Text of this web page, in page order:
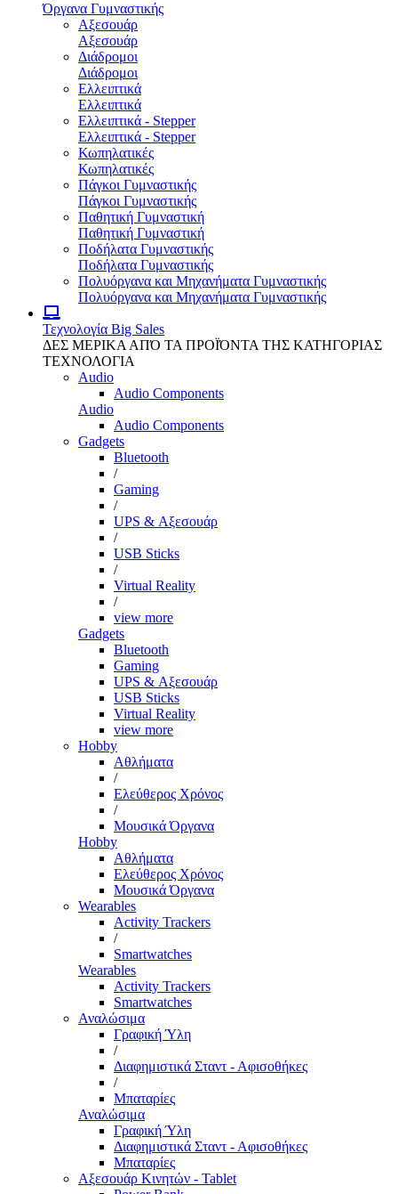
Όργανα Γυμναστικής
Αξεσουάρ
Αξεσουάρ
Διάδρομοι
Διάδρομοι
Ελλειπτικά
Ελλειπτικά
Ελλειπτικά - Stepper
Ελλειπτικά - Stepper
Κωπηλατικές
Κωπηλατικές
Πάγκοι Γυμναστικής
Πάγκοι Γυμναστικής
Παθητική Γυμναστική
Παθητική Γυμναστική
Ποδήλατα Γυμναστικής
Ποδήλατα Γυμναστικής
Πολυόργανα και Μηχανήματα Γυμναστικής
Πολυόργανα και Μηχανήματα Γυμναστικής
Τεχνολογία Big Sales
ΔΕΣ ΜΕΡΙΚΑ ΑΠΌ ΤΑ ΠΡΟΪΌΝΤΑ ΤΗΣ ΚΑΤΗΓΟΡΙΑΣ
ΤΕΧΝΟΛΟΓΙΑ
Audio
Audio Components
Audio
Audio Components
Gadgets
Bluetooth
/
Gaming
/
UPS & Αξεσουάρ
/
USB Sticks
/
Virtual Reality
/
view more
Gadgets
Bluetooth
Gaming
UPS & Αξεσουάρ
USB Sticks
Virtual Reality
view more
Hobby
Αθλήματα
/
Ελεύθερος Χρόνος
/
Μουσικά Όργανα
Hobby
Αθλήματα
Ελεύθερος Χρόνος
Μουσικά Όργανα
Wearables
Activity Trackers
/
Smartwatches
Wearables
Activity Trackers
Smartwatches
Αναλώσιμα
Γραφική Ύλη
/
Διαφημιστικά Σταντ - Αφισοθήκες
/
Μπαταρίες
Αναλώσιμα
Γραφική Ύλη
Διαφημιστικά Σταντ - Αφισοθήκες
Μπαταρίες
Αξεσουάρ Κινητών - Tablet